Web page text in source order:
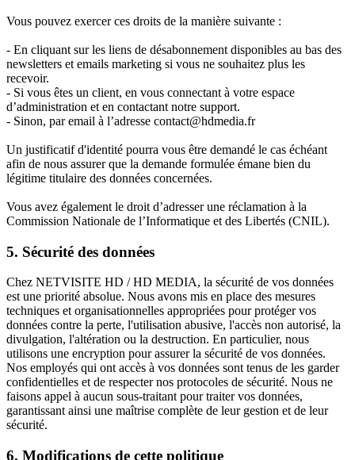
Vous pouvez exercer ces droits de la manière suivante :
- En cliquant sur les liens de désabonnement disponibles au bas des
newsletters et emails marketing si vous ne souhaitez plus les
recevoir.
- Si vous êtes un client, en vous connectant à votre espace
d’administration et en contactant notre support.
- Sinon, par email à l’adresse contact@hdmedia.fr
Un justificatif d'identité pourra vous être demandé le cas échéant
afin de nous assurer que la demande formulée émane bien du
légitime titulaire des données concernées.
Vous avez également le droit d’adresser une réclamation à la
Commission Nationale de l’Informatique et des Libertés (CNIL).
5. Sécurité des données
Chez NETVISITE HD / HD MEDIA, la sécurité de vos données
est une priorité absolue. Nous avons mis en place des mesures
techniques et organisationnelles appropriées pour protéger vos
données contre la perte, l'utilisation abusive, l'accès non autorisé, la
divulgation, l'altération ou la destruction. En particulier, nous
utilisons une encryption pour assurer la sécurité de vos données.
Nos employés qui ont accès à vos données sont tenus de les garder
confidentielles et de respecter nos protocoles de sécurité. Nous ne
faisons appel à aucun sous-traitant pour traiter vos données,
garantissant ainsi une maîtrise complète de leur gestion et de leur
sécurité.
6. Modifications de cette politique